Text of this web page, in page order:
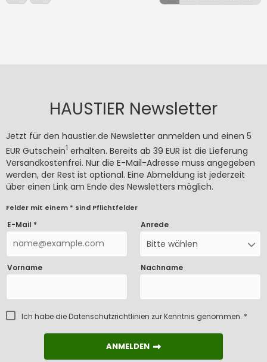
HAUSTIER Newsletter
Jetzt für den haustier.de Newsletter anmelden und einen 5
EUR Gutschein1 erhalten. Bereits ab 39 EUR ist die Lieferung
Versandkostenfrei. Nur die E-Mail-Adresse muss angegeben
werden, der Rest ist optional. Eine Abmeldung ist jederzeit
über einen Link am Ende des Newsletters möglich.
Felder mit einem * sind Pflichtfelder
E-Mail * Anrede
Bitte wählen
Vorname Nachname
Ich habe dieDatenschutzrichtlinien zur Kenntnis genommen. *
ANMELDEN
ANMELDEN